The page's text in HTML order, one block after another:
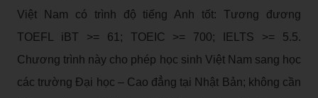
Việt Nam có trình độ tiếng Anh tốt: Tương đương
TOEFL iBT >= 61; TOEIC >= 700; IELTS >= 5.5.
Chương trình này cho phép học sinh Việt Nam sang học
các trường Đại học – Cao đẳng tại Nhật Bản; không cần